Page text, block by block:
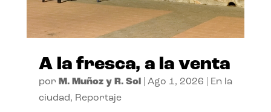
A la fresca, a la venta
por M. Muñoz y R. Sol| Ago 1, 2026
En la
ciudad, Reportaje